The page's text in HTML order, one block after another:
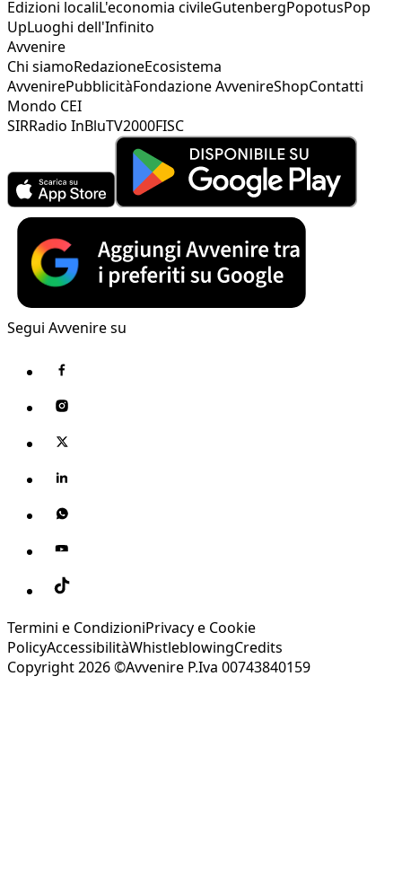
Edizioni localiL'economia civileGutenbergPopotusPop
UpLuoghi dell'Infinito
Avvenire
Chi siamoRedazioneEcosistema
AvvenirePubblicitàFondazione AvvenireShopContatti
Mondo CEI
SIRRadio InBluTV2000FISC
Segui Avvenire su
Termini e CondizioniPrivacy e Cookie
PolicyAccessibilitàWhistleblowingCredits
Copyright 2026 ©Avvenire P.Iva 00743840159